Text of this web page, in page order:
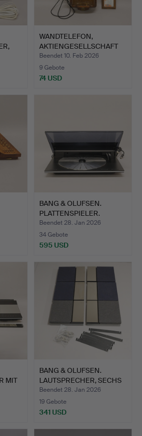
WANDTELEFON,
AKTIENGESELLSCHAFT
JYDSK TELE…
Beendet 10. Feb 2026
9 Gebote
74 USD
BANG & OLUFSEN.
PLATTENSPIELER.
„BEOGRAMM …
Beendet 28. Jan 2026
34 Gebote
595 USD
MIT
BANG & OLUFSEN.
LAUTSPRECHER, SECHS
TEILE.…
Beendet 28. Jan 2026
19 Gebote
341 USD